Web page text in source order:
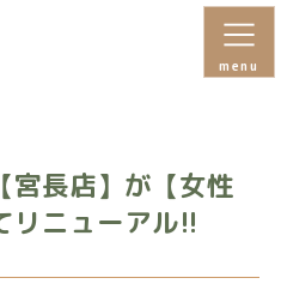
menu
宮⻑店】が【女性
リニューアル!!